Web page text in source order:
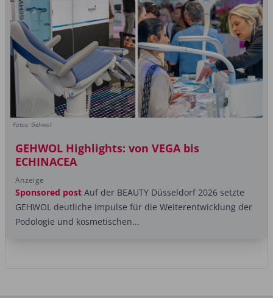
Fotos: Gehwol
GEHWOL Highlights: von VEGA bis
ECHINACEA
Anzeige
Sponsored post Auf der BEAUTY Düsseldorf 2026 setzte
GEHWOL deutliche Impulse für die Weiterentwicklung der
Podologie und kosmetischen...